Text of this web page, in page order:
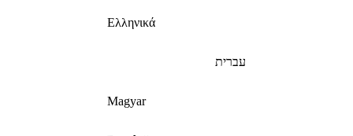
Ελληνικά
עברית
Magyar